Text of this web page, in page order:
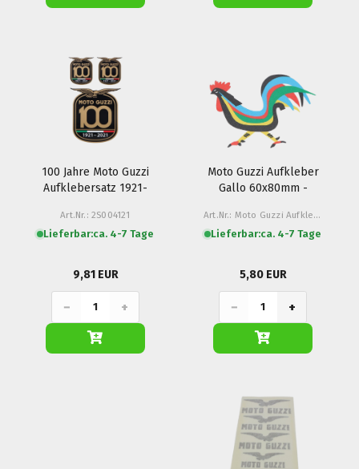
100 Jahre Moto Guzzi
Aufklebersatz 1921-
Art.Nr.: 2S004121
Lieferbar:ca. 4-7 Tage
9,81 EUR
− +
Moto Guzzi Aufkleber
Gallo 60x80mm -
Art.Nr.: Moto Guzzi Aufkleber Gallo
Lieferbar:ca. 4-7 Tage
5,80 EUR
− +